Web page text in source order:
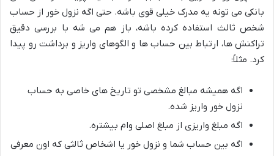
بانکی می تونه یه مدرک خیلی قوی باشه. حتی اگه نزول خور از حساب
شخص ثالث استفاده کرده باشه، باز هم می شه با بررسی دقیق
تراکنش ها، ارتباط بین حساب ها و الگوهای واریز و برداشت رو پیدا
کرد. مثلاً:
اگه همیشه مبالغ مشخصی تو تاریخ های خاصی به حساب
نزول خور واریز شده.
اگه مبلغ واریزی از مبلغ اصلی وام بیشتره.
اگه بین حساب شما و نزول خور یا اشخاص ثالثی که اون معرفی